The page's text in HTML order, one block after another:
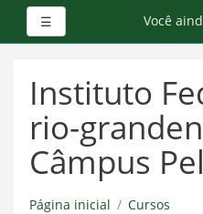
conteúdo
principal
☰ Você
Instituto
rio-
Câmpus
Página inicial
Cursos